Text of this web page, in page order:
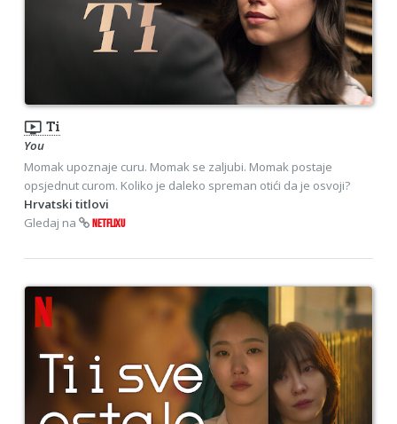
ondemand_video Ti
You
Momak upoznaje curu. Momak se zaljubi. Momak postaje
opsjednut curom. Koliko je daleko spreman otići da je osvoji?
Hrvatski titlovi
Gledaj na
NETFLIXU